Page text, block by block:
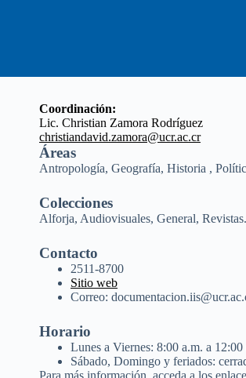
Coordinación:
Lic. Christian Zamora Rodríguez
christiandavid.zamora@ucr.ac.cr
Áreas
Antropología, Geografía, Historia ,
Colecciones
Alforja, Audiovisuales, General, Revistas.
Contacto
2511-8700
Sitio web
Correo:
Horario
Lunes a Viernes: 8:00 a.m. a
Sábado, Domingo y feriados:
Para más información, acceda a los